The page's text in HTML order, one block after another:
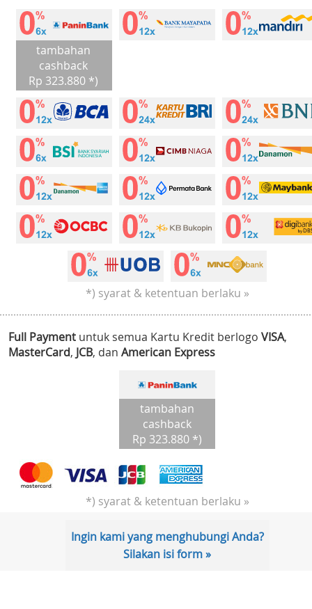
tambahan
cashback
Rp 323.880 *)
*) syarat & ketentuan berlaku »
Full Payment untuk semua Kartu Kredit berlogo VISA,
MasterCard, JCB, dan American Express
tambahan
cashback
Rp 323.880 *)
*) syarat & ketentuan berlaku »
Ingin kami yang menghubungi Anda?
Silakan isi form »